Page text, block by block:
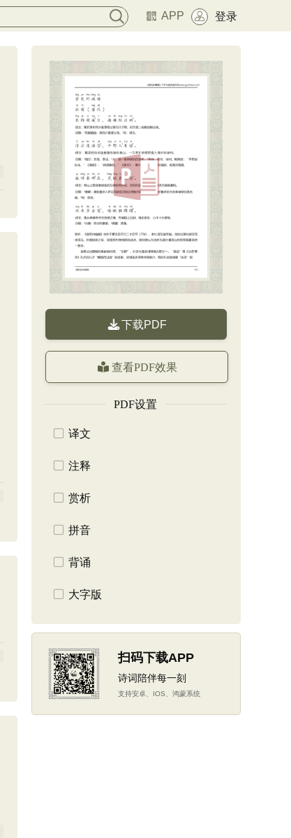
APP 登录
下载PDF
查看PDF效果
PDF设置
译文
注释
赏析
拼音
背诵
大字版
扫码下载APP
诗词陪伴每一刻
支持安卓、IOS、鸿蒙系统